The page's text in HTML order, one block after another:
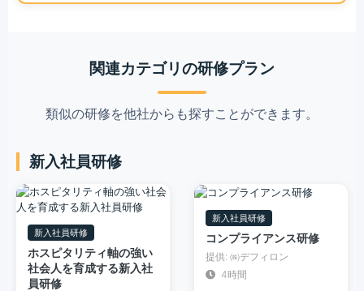
関連カテゴリの研修プラン
類似の研修を他社からも探すことができます。
新入社員研修
新入社員研修
ホスピタリティ軸の強い
社会人を育成する新入社
員研修
新入社員研修
コンプライアンス研修
提供: ㈱デフィロン
4時間